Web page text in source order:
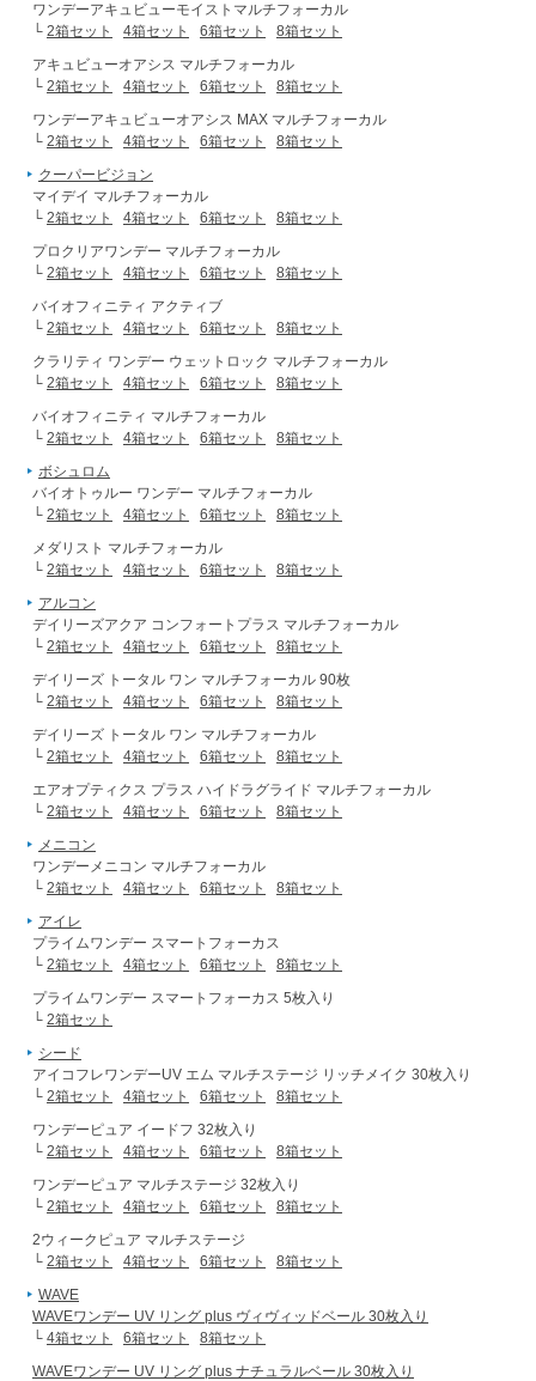
ワンデーアキュビューモイストマルチフォーカル
└ 2箱セット 4箱セット 6箱セット
8箱セット
アキュビューオアシス マルチフォーカル
└ 2箱セット 4箱セット 6箱セット
8箱セット
ワンデーアキュビューオアシス MAX マルチフォーカル
└ 2箱セット 4箱セット 6箱セット
8箱セット
クーパービジョン
マイデイ マルチフォーカル
└ 2箱セット 4箱セット 6箱セット
8箱セット
プロクリアワンデー マルチフォーカル
└ 2箱セット 4箱セット 6箱セット
8箱セット
バイオフィニティ アクティブ
└ 2箱セット 4箱セット 6箱セット
8箱セット
クラリティ ワンデー ウェットロック マルチフォーカル
└ 2箱セット 4箱セット 6箱セット
8箱セット
バイオフィニティ マルチフォーカル
└ 2箱セット 4箱セット 6箱セット
8箱セット
ボシュロム
バイオトゥルー ワンデー マルチフォーカル
└ 2箱セット 4箱セット 6箱セット
8箱セット
メダリスト マルチフォーカル
└ 2箱セット 4箱セット 6箱セット
8箱セット
アルコン
デイリーズアクア コンフォートプラス マルチフォーカル
└ 2箱セット 4箱セット 6箱セット
8箱セット
デイリーズ トータル ワン マルチフォーカル 90枚
└ 2箱セット 4箱セット 6箱セット
8箱セット
デイリーズ トータル ワン マルチフォーカル
└ 2箱セット 4箱セット 6箱セット
8箱セット
エアオプティクス プラス ハイドラグライド マルチフォーカル
└ 2箱セット 4箱セット 6箱セット
8箱セット
メニコン
ワンデーメニコン マルチフォーカル
└ 2箱セット 4箱セット 6箱セット
8箱セット
アイレ
プライムワンデー スマートフォーカス
└ 2箱セット 4箱セット 6箱セット
8箱セット
プライムワンデー スマートフォーカス 5枚入り
└ 2箱セット
シード
アイコフレワンデーUV エム マルチステージ リッチメイク 30枚入り
└ 2箱セット 4箱セット 6箱セット
8箱セット
ワンデーピュア イードフ 32枚入り
└ 2箱セット 4箱セット 6箱セット
8箱セット
ワンデーピュア マルチステージ 32枚入り
└ 2箱セット 4箱セット 6箱セット
8箱セット
2ウィークピュア マルチステージ
└ 2箱セット 4箱セット 6箱セット
8箱セット
WAVE
WAVEワンデー UV リング plus ヴィヴィッドベール 30枚入り
└ 4箱セット 6箱セット
8箱セット
WAVEワンデー UV リング plus ナチュラルベール 30枚入り